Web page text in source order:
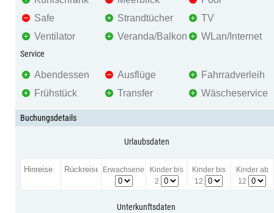
Safe
Strandtücher
TV
Ventilator
Veranda/Balkon WLan/Internet
Service
Abendessen Ausflüge
Fahrradverleih
Frühstück
Transfer Wäscheservice
Buchungsdetails
Urlaubsdaten
Erwachsene
Kinder bis
2
Kinder bis
12
Kinder ab
12
Unterkunftsdaten